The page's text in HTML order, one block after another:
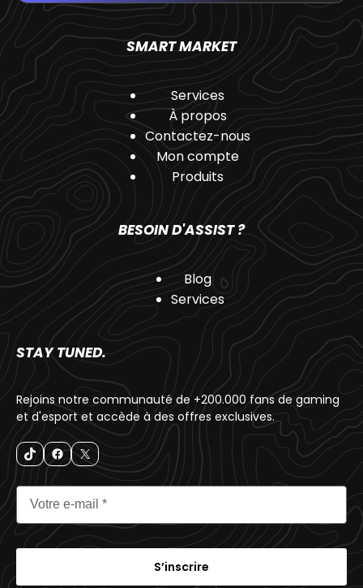
SMART MARKET
Services
À propos
Contactez-nous
Mon compte
Produits
BESOIN D'ASSIST ?
Blog
Services
STAY TUNED.
Rejoins notre communauté de +200.000 fans de gaming
et d'esport et accède à des offres exclusives.
S’inscrire